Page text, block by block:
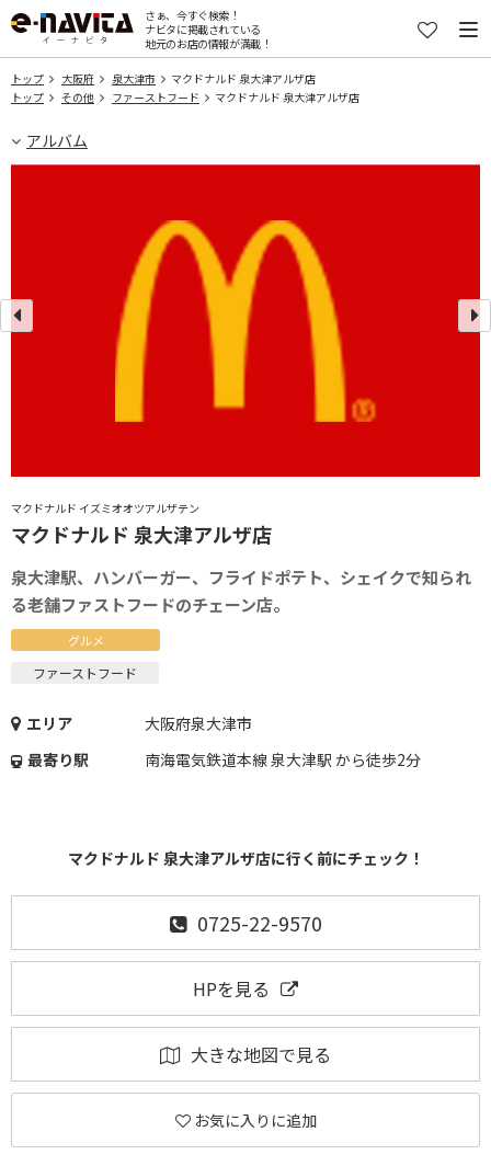
さぁ、今すぐ検索！
ナビタに掲載されている
地元のお店の情報が満載！
トップ 大阪府 泉大津市
マクドナルド 泉大津アルザ店
トップ
その他 ファーストフード マクドナルド 泉大津アルザ店
アルバム
マクドナルド イズミオオツアルザテン
マクドナルド 泉大津アルザ店
泉大津駅、ハンバーガー、フライドポテト、シェイクで知られ
る老舗ファストフードのチェーン店。
グルメ
ファーストフード
エリア
大阪府泉大津市
最寄り駅
南海電気鉄道本線 泉大津駅 から徒歩2分
マクドナルド 泉大津アルザ店に行く前にチェック！
0725-22-9570
HPを見る
大きな地図で見る
お気に入りに追加